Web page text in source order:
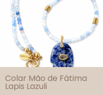
Colar Mão de Fátima
Lapis Lazuli